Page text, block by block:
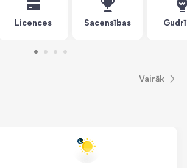
Licences Sacensības
Vairāk